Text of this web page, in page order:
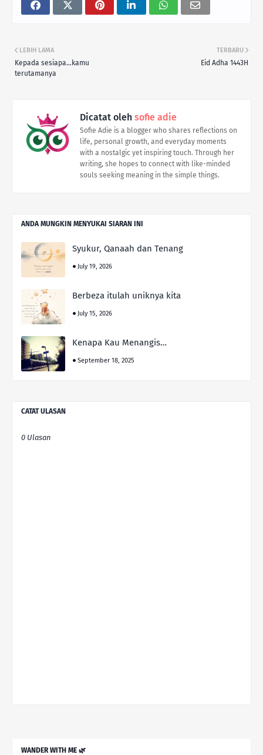
TERBARU
Eid Adha 1443H
LEBIH LAMA
Kepada sesiapa...kamu
terutamanya
Dicatat oleh sofie adie
Sofie Adie is a blogger who shares reflections on
life, personal growth, and everyday moments
with a nostalgic yet inspiring touch. Through her
writing, she hopes to connect with like-minded
souls seeking meaning in the simple things.
ANDA MUNGKIN MENYUKAI SIARAN INI
Syukur, Qanaah dan Tenang
July 19, 2026
Berbeza itulah uniknya kita
July 15, 2026
Kenapa Kau Menangis…
September 18, 2025
CATAT ULASAN
0 Ulasan
WANDER WITH ME 🌿